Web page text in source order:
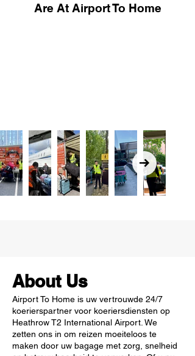
Are At Airport To Home
About Us
Airport To Home is uw vertrouwde 24/7
koerierspartner voor koeriersdiensten op
Heathrow T2 International Airport. We
zetten ons in om reizen moeiteloos te
maken door uw bagage met zorg, snelheid